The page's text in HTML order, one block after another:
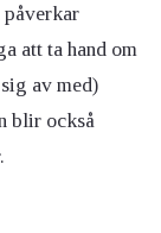
påverkar
att ta hand om
av med)
blir också